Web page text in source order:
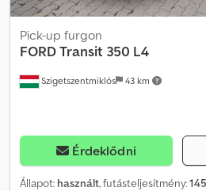
Szigetszentmiklós 43 km
Pick-up furgon
FORDTransit 350 L4
Érdeklődni
Állapot: használt, futásteljesítmény: